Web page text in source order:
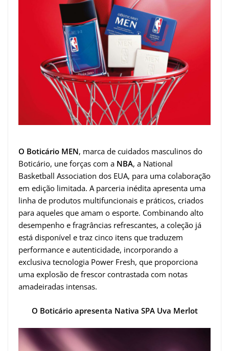
O Boticário MEN, marca de cuidados masculinos do
Boticário, une forças com a NBA, a National
Basketball Association dos EUA, para uma colaboração
em edição limitada. A parceria inédita apresenta uma
linha de produtos multifuncionais e práticos, criados
para aqueles que amam o esporte. Combinando alto
desempenho e fragrâncias refrescantes, a coleção já
está disponível e traz cinco itens que traduzem
performance e autenticidade, incorporando a
exclusiva tecnologia Power Fresh, que proporciona
uma explosão de frescor contrastada com notas
amadeiradas intensas.
O Boticário apresenta Nativa SPA Uva Merlot